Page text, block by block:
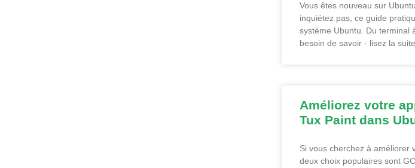
Vous êtes nouveau sur
inquiétez pas, ce guide
système Ubuntu. Du terminal
besoin de savoir - lisez la
Améliorez votre
Tux Paint dans
Si vous cherchez à améliorer
deux choix populaires sont